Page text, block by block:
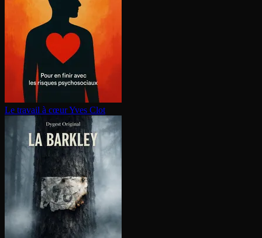
Le travail à cœurYves Clot